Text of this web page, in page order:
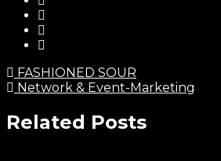
FASHIONED SOUR
Network & Event-Marketing
Related Posts